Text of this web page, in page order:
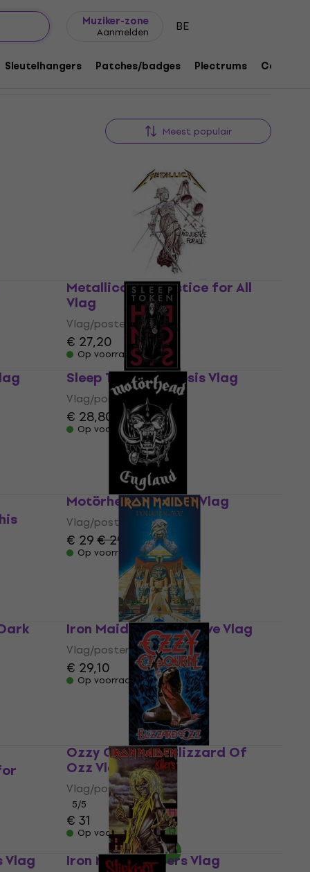
Muziker-zone
Aanmelden BE
Sleutelhangers Patches/badges Plectrums Cadeaus
Meest populair
Metallica And Justice for All
Vlag
Vlag/poster
€ 27,20
Op voorraad
Sleep Token Hypnosis Vlag
Vlag/poster
€ 28,80
Op voorraad
Motörhead England Vlag
Vlag/poster
€ 29€ 29,90
Op voorraad
Iron Maiden Powerslave Vlag
Vlag/poster
€ 29,10
Op voorraad
Ozzy Osbourne Blizzard Of
Ozz Vlag
Vlag/poster
5/5
€ 31
Op voorraad
Vlag Iron Maiden Killers Vlag